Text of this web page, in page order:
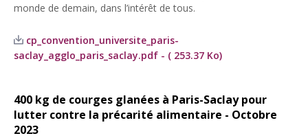
monde de demain, dans l’intérêt de tous.
cp_convention_universite_paris-
saclay_agglo_paris_saclay.pdf - ( 253.37 Ko)
400 kg de courges glanées à Paris-Saclay pour
lutter contre la précarité alimentaire - Octobre
2023